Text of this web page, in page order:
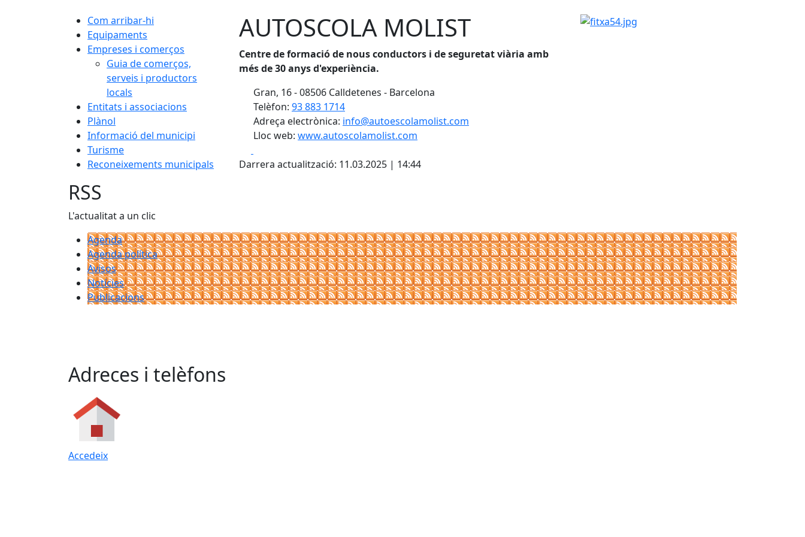
Com arribar-hi
Equipaments
Empreses i comerços
Guia de comerços,
serveis i productors
locals
Entitats i associacions
Plànol
Informació del municipi
Turisme
Reconeixements municipals
AUTOSCOLA MOLIST
Centre de formació de nous conductors i de seguretat viària amb
més de 30 anys d'experiència.
Gran, 16 - 08506 Calldetenes - Barcelona
Telèfon: 93 883 1714
Adreça electrònica: info@autoescolamolist.com
Lloc web: www.autoscolamolist.com
Darrera actualització: 11.03.2025 | 14:44
fitxa54.jpg
RSS
L'actualitat a un clic
Agenda
Agenda política
Avisos
Notícies
Publicacions
Adreces i telèfons
Accedeix